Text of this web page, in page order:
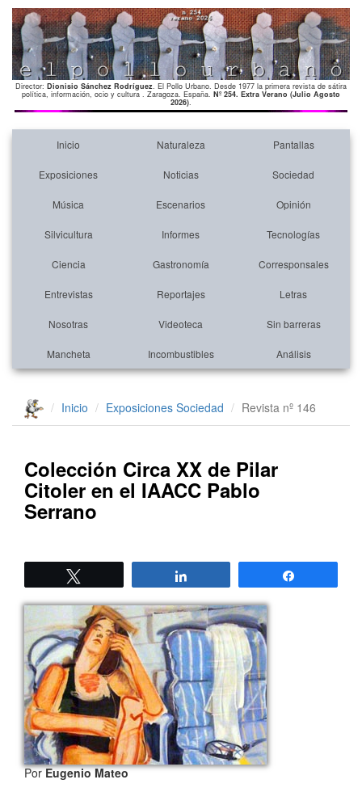
Director: Dionisio Sánchez Rodríguez. El Pollo Urbano. Desde 1977 la primera revista de sátira
política, información, ocio y cultura . Zaragoza. España. Nº 254. Extra Verano (Julio Agosto
2026).
Inicio Naturaleza Pantallas
Exposiciones Noticias Sociedad
Música Escenarios Opinión
Silvicultura Informes Tecnologías
Ciencia Gastronomía Corresponsales
Entrevistas Reportajes Letras
Nosotras Videoteca Sin barreras
Mancheta Incombustibles Análisis
Inicio Exposiciones Sociedad Revista nº 146
Colección Circa XX de Pilar
Citoler en el IAACC Pablo
Serrano
PorEugenio Mateo